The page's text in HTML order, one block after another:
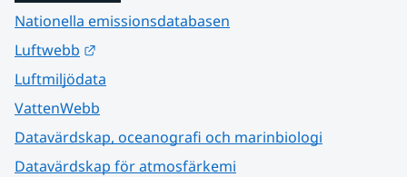
Nationella emissionsdatabasen
Luftwebb
Luftmiljödata
VattenWebb
Datavärdskap, oceanografi och marinbiologi
Datavärdskap för atmosfärkemi